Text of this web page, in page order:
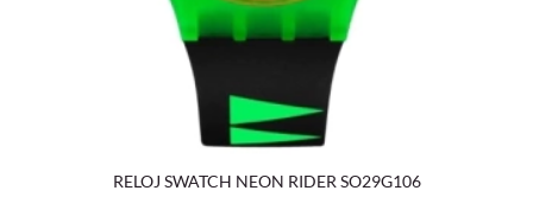
RELOJ SWATCH NEON RIDER SO29G106